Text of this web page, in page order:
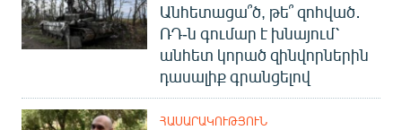
Անհետացա՞ծ, թե՞ զոհված․
ՌԴ-ն գումար է խնայում՝
անհետ կորած զինվորներին
դասալիք գրանցելով
ՀԱՍԱՐԱԿՈՒԹՅՈՒՆ